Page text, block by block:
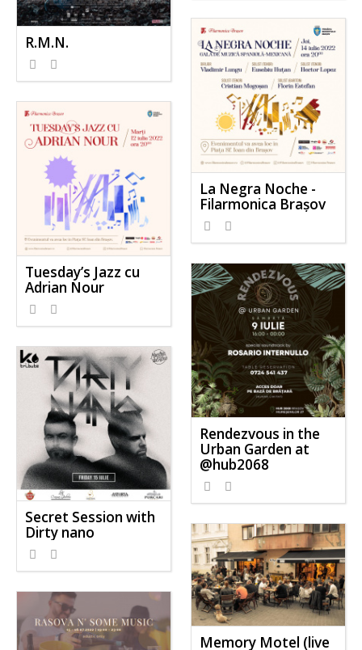
R.M.N.
La Negra Noche -
Filarmonica Brașov
Tuesday’s Jazz cu
Adrian Nour
Rendezvous in the
Urban Garden at
@hub2068
Secret Session with
Dirty nano
Memory Motel (live